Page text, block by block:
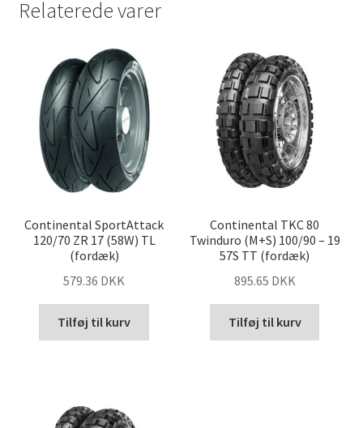
Relaterede varer
Continental SportAttack
120/70 ZR 17 (58W) TL
(fordæk)
579.36 DKK
Tilføj til kurv
Continental TKC 80
Twinduro (M+S) 100/90 – 19
57S TT (fordæk)
895.65 DKK
Tilføj til kurv